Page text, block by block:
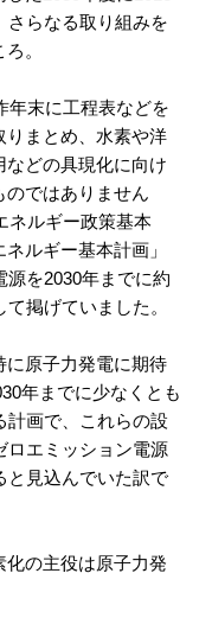
さらなる取り組みを
。
年末に工程表などを
りまとめ、水素や洋
などの具現化に向け
ではありません
ネルギー政策基本
ルギー基本計画」
源を2030年までに約
掲げていました。
に原子力発電に期待
年までに少なくとも
計画で、これらの設
ロエミッション電源
と見込んでいた訳で
の主役は原子力発